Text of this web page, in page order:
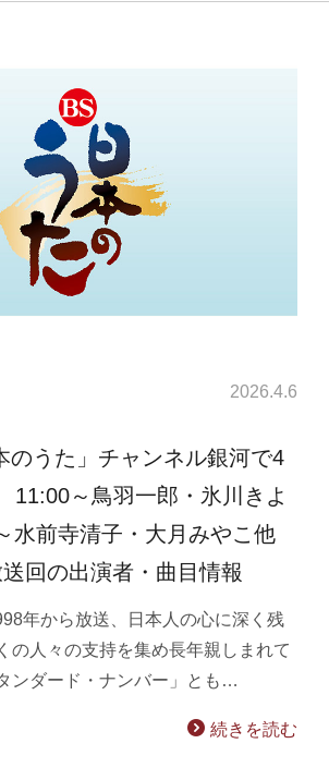
2026.4.6
のうた」チャンネル銀河で4
～鳥羽一郎・氷川きよ
水前寺清子・大月みやこ他
回の出演者・曲目情報
年から放送、日本人の心に深く残
の人々の支持を集め長年親しまれて
ンダード・ナンバー」とも…
続きを読む